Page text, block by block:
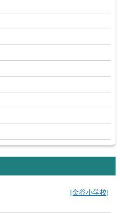
[金谷小学校]